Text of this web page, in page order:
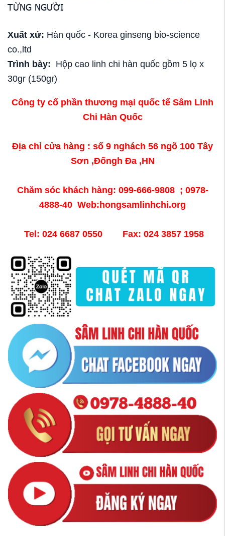
TỪNG NGƯỜI
Xuất xứ: Hàn quốc - Korea ginseng bio-science
co.,ltd
Trình bày: Hộp cao linh chi hàn quốc gồm 5 lọ x
30gr (150gr)
Công ty cổ phần thương mại quốc tế Sâm Linh
Chi Hàn Quốc
Địa chỉ cửa hàng : số 9 nghách 56 ngõ 100 Tây
Sơn ,Đốngh Đa ,HN
Chăm sóc khách hàng: 099-666-9808 ; 0978-
4888-40 Web:hongsamlinhchi.org
Tel: 024 6687 0550 Fax: 024 3857 1958